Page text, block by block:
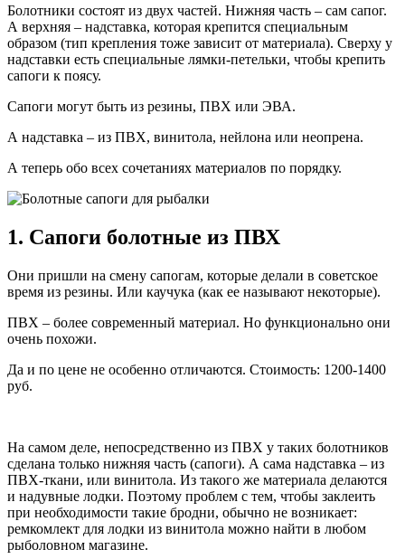
Болотники состоят из двух частей. Нижняя часть – сам сапог.
А верхняя – надставка, которая крепится специальным
образом (тип крепления тоже зависит от материала). Сверху у
надставки есть специальные лямки-петельки, чтобы крепить
сапоги к поясу.
Сапоги могут быть из резины, ПВХ или ЭВА.
А надставка – из ПВХ, винитола, нейлона или неопрена.
А теперь обо всех сочетаниях материалов по порядку.
1. Сапоги болотные из ПВХ
Они пришли на смену сапогам, которые делали в советское
время из резины. Или каучука (как ее называют некоторые).
ПВХ – более современный материал. Но функционально они
очень похожи.
Да и по цене не особенно отличаются. Стоимость: 1200-1400
руб.
На самом деле, непосредственно из ПВХ у таких болотников
сделана только нижняя часть (сапоги). А сама надставка – из
ПВХ-ткани, или винитола. Из такого же материала делаются
и надувные лодки. Поэтому проблем с тем, чтобы заклеить
при необходимости такие бродни, обычно не возникает:
ремкомлект для лодки из винитола можно найти в любом
рыболовном магазине.